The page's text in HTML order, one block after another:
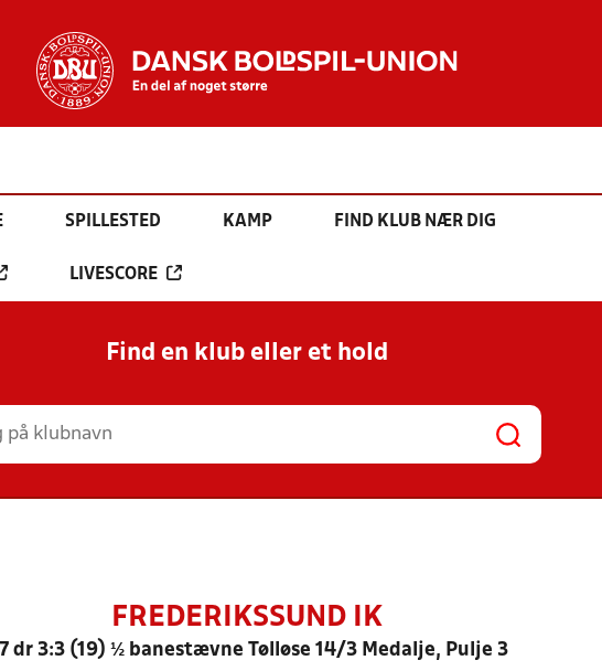
SPILLESTED KAMP FIND KLUB NÆR DIG
LIVESCORE
Find en klub eller et hold
FREDERIKSSUND IK
dr 3:3 (19) ½ banestævne Tølløse 14/3 Medalje, Pulje 3